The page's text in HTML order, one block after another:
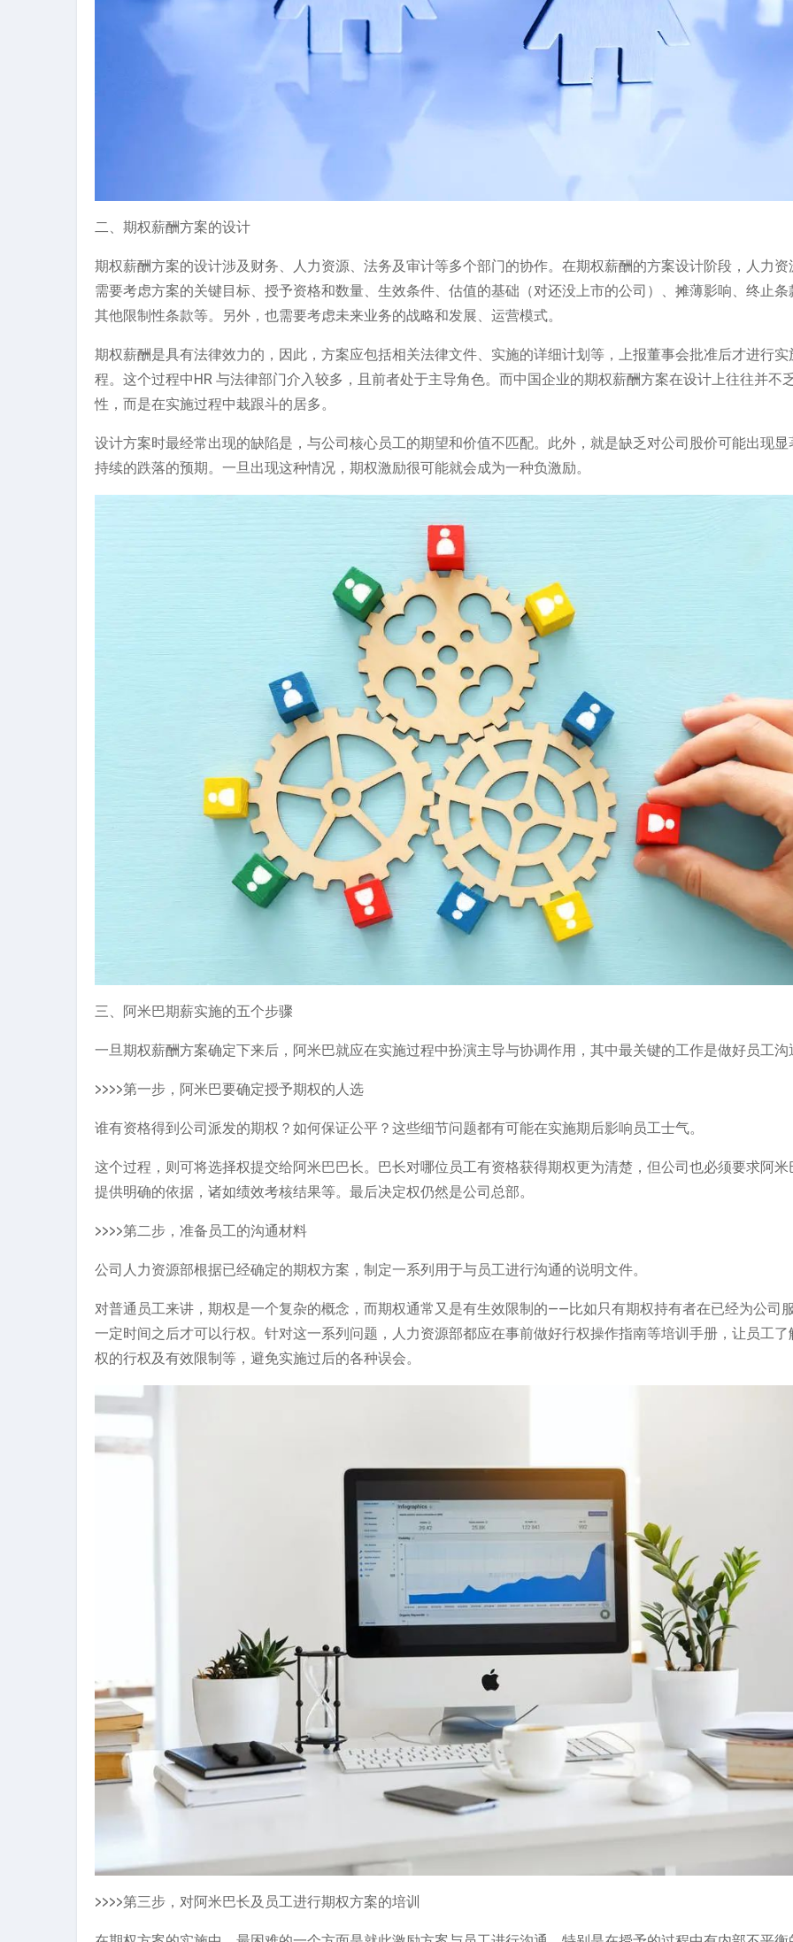
二、期权薪酬方案的设计
期权薪酬方案的设计涉及财务、人力资源、法务及审计等多个部门的协作。在期权薪酬的方案设计阶段，人力资
需要考虑方案的关键目标、授予资格和数量、生效条件、估值的基础（对还没上市的公司）、摊薄影响、终止条
其他限制性条款等。另外，也需要考虑未来业务的战略和发展、运营模式。
期权薪酬是具有法律效力的，因此，方案应包括相关法律文件、实施的详细计划等，上报董事会批准后才进行实
程。这个过程中HR 与法律部门介入较多，且前者处于主导角色。而中国企业的期权薪酬方案在设计上往往并不
性，而是在实施过程中栽跟斗的居多。
设计方案时最经常出现的缺陷是，与公司核心员工的期望和价值不匹配。此外，就是缺乏对公司股价可能出现显
持续的跌落的预期。一旦出现这种情况，期权激励很可能就会成为一种负激励。
三、阿米巴期薪实施的五个步骤
一旦期权薪酬方案确定下来后，阿米巴就应在实施过程中扮演主导与协调作用，其中最关键的工作是做好员工沟
>>>>第一步，阿米巴要确定授予期权的人选
谁有资格得到公司派发的期权？如何保证公平？这些细节问题都有可能在实施期后影响员工士气。
这个过程，则可将选择权提交给阿米巴巴长。巴长对哪位员工有资格获得期权更为清楚，但公司也必须要求阿米
提供明确的依据，诸如绩效考核结果等。最后决定权仍然是公司总部。
>>>>第二步，准备员工的沟通材料
公司人力资源部根据已经确定的期权方案，制定一系列用于与员工进行沟通的说明文件。
对普通员工来讲，期权是一个复杂的概念，而期权通常又是有生效限制的——比如只有期权持有者在已经为公司
一定时间之后才可以行权。针对这一系列问题，人力资源部都应在事前做好行权操作指南等培训手册，让员工了
权的行权及有效限制等，避免实施过后的各种误会。
>>>>第三步，对阿米巴长及员工进行期权方案的培训